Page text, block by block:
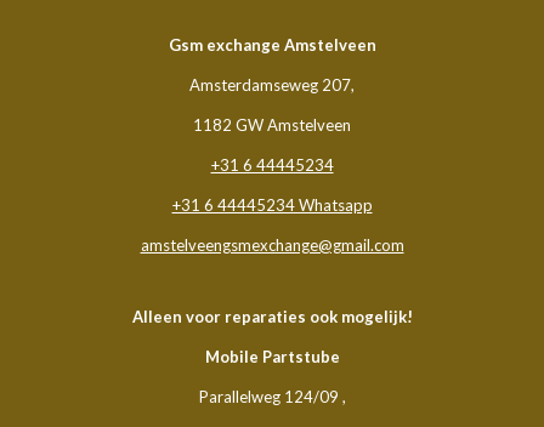
Gsm exchange Amstelveen
Amsterdamseweg 207,
1182 GW Amstelveen
+31 6 44445234
+31 6 44445234 Whatsapp
amstelveengsmexchange@gmail.com
Alleen voor reparaties ook mogelijk!
Mobile Partstube
Parallelweg 124/09 ,